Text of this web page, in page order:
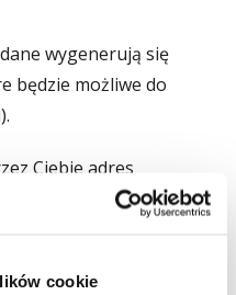
cookie
wygenerują się
będzie możliwe do
Ciebie adres